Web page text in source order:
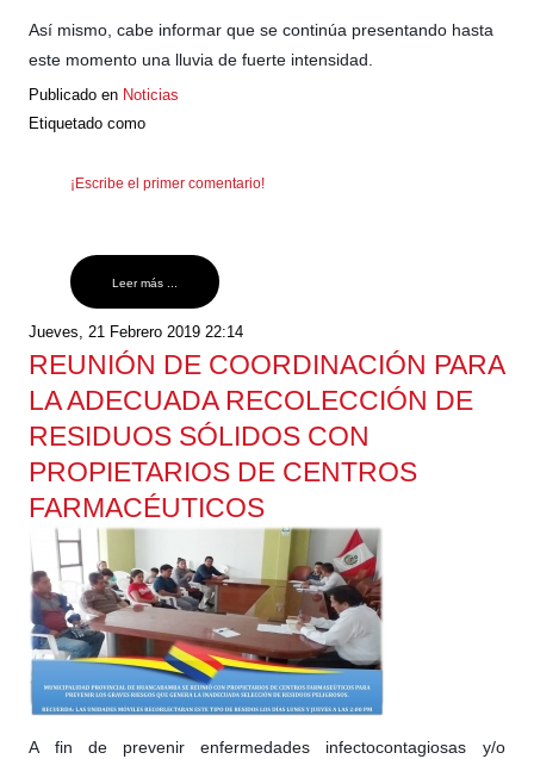
Así mismo, cabe informar que se continúa presentando hasta
este momento una lluvia de fuerte intensidad.
Publicado en Noticias
Etiquetado como
¡Escribe el primer comentario!
Leer más ...
Jueves, 21 Febrero 2019 22:14
REUNIÓN DE COORDINACIÓN PARA
LA ADECUADA RECOLECCIÓN DE
RESIDUOS SÓLIDOS CON
PROPIETARIOS DE CENTROS
FARMACÉUTICOS
A fin de prevenir enfermedades infectocontagiosas y/o